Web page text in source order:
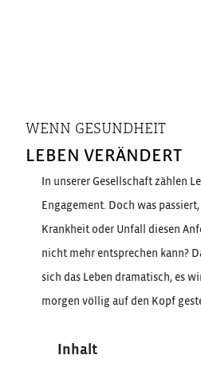
WENN GESUNDHEIT
LEBEN VERÄNDERT
In unserer Gesellschaft zählen
Engagement. Doch was
Krankheit oder Unfall diesen
nicht mehr entsprechen kann?
sich das Leben dramatisch, es
morgen völlig auf den Kopf
Inhalt